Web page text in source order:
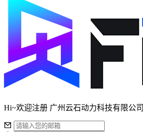
Hi~欢迎注册 广州云石动力科技有限公司